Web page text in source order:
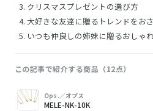
クリスマスプレゼントの選び方
大好きな友達に贈るトレンドをお
いつも仲良しの姉妹に贈るおしゃ
この記事で紹介する商品（12点）
画
像
商
品
購
入
Ops.／オプス
MELE-NK-10K